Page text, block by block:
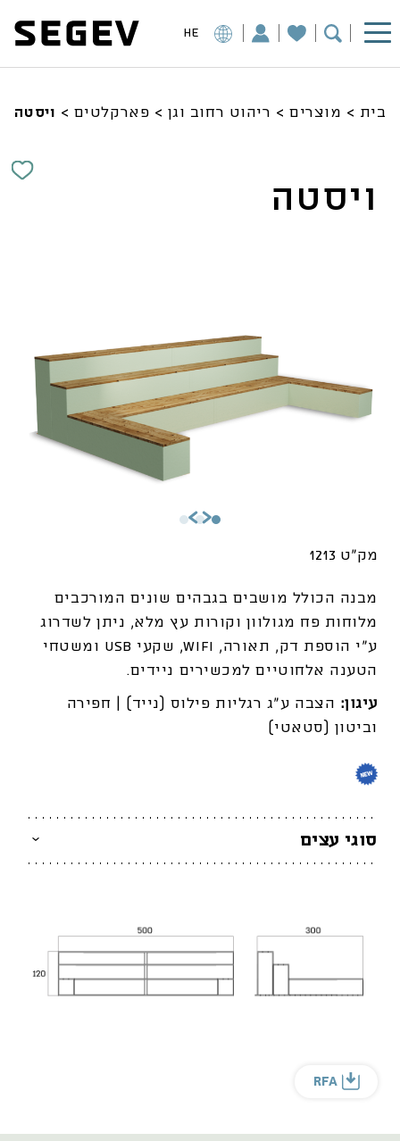
HE
בית > מוצרים > ריהוט רחוב וגן > פארקלטים > ויסטה
מק"ט 1213
מבנה הכולל מושבים בגבהים שונים המורכבים
מלוחות פח מגולוון וקורות עץ מלא, ניתן לשדרוג
ע”י הוספת דק, תאורה, WIFI, שקעי USB ומשטחי
הטענה אלחוטיים למכשירים ניידים.
עיגון: הצבה ע"ג רגליות פילוס (נייד) | חפירה
וביטון (סטאטי)
סוגי עצים
RFA
ויסטה